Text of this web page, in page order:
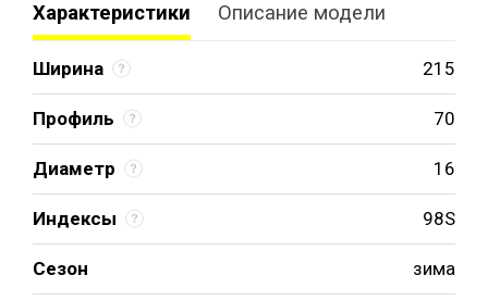
Характеристики Описание модели
Ширина 215
Профиль 70
Диаметр 16
Индексы 98S
Сезон зима